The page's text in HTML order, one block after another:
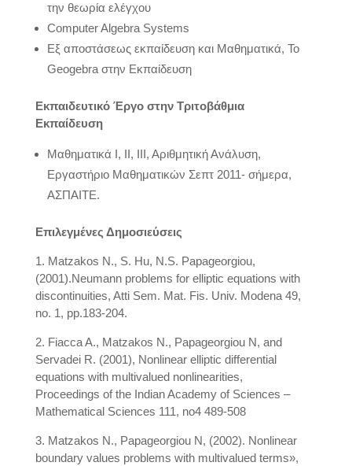
την θεωρία ελέγχου
Computer Algebra Systems
Εξ αποστάσεως εκπαίδευση και Μαθηματικά, Το
Geogebra στην Εκπαίδευση
Εκπαιδευτικό Έργο στην Τριτοβάθμια
Εκπαίδευση
Μαθηματικά Ι, ΙΙ, ΙΙΙ, Αριθμητική Ανάλυση,
Εργαστήριο Μαθηματικών Σεπτ 2011- σήμερα,
ΑΣΠΑΙΤΕ.
Επιλεγμένες Δημοσιεύσεις
1. Matzakos N., S. Hu, N.S. Papageorgiou,
(2001).Neumann problems for elliptic equations with
discontinuities, Atti Sem. Mat. Fis. Univ. Modena 49,
no. 1, pp.183-204.
2. Fiacca A., Matzakos N., Papageorgiou N, and
Servadei R. (2001), Nonlinear elliptic differential
equations with multivalued nonlinearities,
Proceedings of the Indian Academy of Sciences –
Mathematical Sciences 111, no4 489-508
3. Matzakos N., Papageorgiou N, (2002). Nonlinear
boundary values problems with multivalued terms»,